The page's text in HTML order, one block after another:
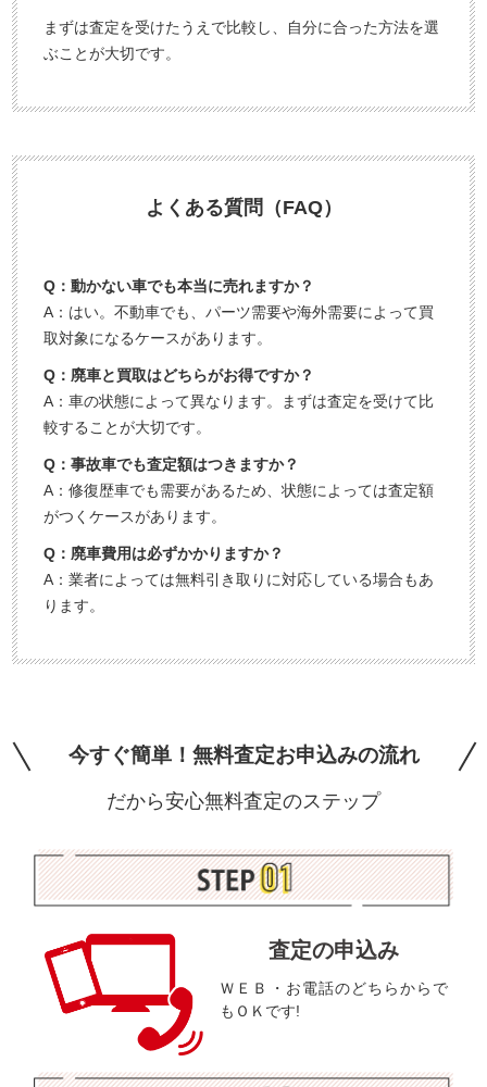
まずは査定を受けたうえで比較し、自分に合った方法を選
ぶことが大切です。
よくある質問（FAQ）
Q：動かない車でも本当に売れますか？
A：はい。不動車でも、パーツ需要や海外需要によって買
取対象になるケースがあります。
Q：廃車と買取はどちらがお得ですか？
A：車の状態によって異なります。まずは査定を受けて比
較することが大切です。
Q：事故車でも査定額はつきますか？
A：修復歴車でも需要があるため、状態によっては査定額
がつくケースがあります。
Q：廃車費用は必ずかかりますか？
A：業者によっては無料引き取りに対応している場合もあ
ります。
今すぐ簡単！無料査定お申込みの流れ
だから安心無料査定のステップ
査定の申込み
ＷＥＢ・お電話のどちらからで
もＯＫです!